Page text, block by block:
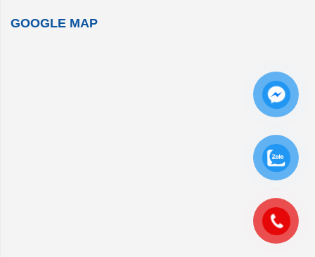
GOOGLE MAP